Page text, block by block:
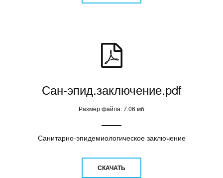
Сан-эпид.заключение.pdf
Размер файла: 7.06 мб
Санитарно-эпидемиологическое заключение
СКАЧАТЬ